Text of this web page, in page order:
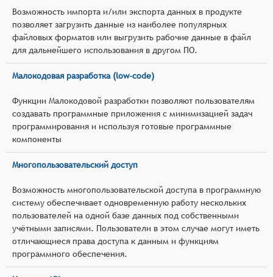
Возможность импорта и/или экспорта данных в продукте
позволяет загрузить данные из наиболее популярных
файловых форматов или выгрузить рабочие данные в файл
для дальнейшего использования в другом ПО.
Малокодовая разработка (low-code)
Функции Малокодовой разработки позволяют пользователям
создавать программные приложения с минимизацией задач
программирования и используя готовые программные
компоненты
Многопользовательский доступ
Возможность многопользовательской доступа в программную
систему обеспечивает одновременную работу нескольких
пользователей на одной базе данных под собственными
учётными записями. Пользователи в этом случае могут иметь
отличающиеся права доступа к данным и функциям
программного обеспечения.